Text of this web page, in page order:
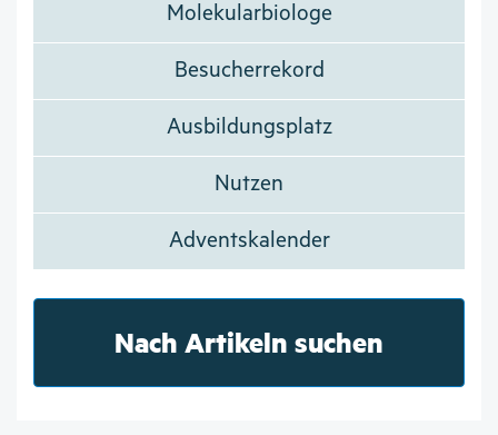
Molekularbiologe
Besucherrekord
Ausbildungsplatz
Nutzen
Adventskalender
Nach Artikeln suchen